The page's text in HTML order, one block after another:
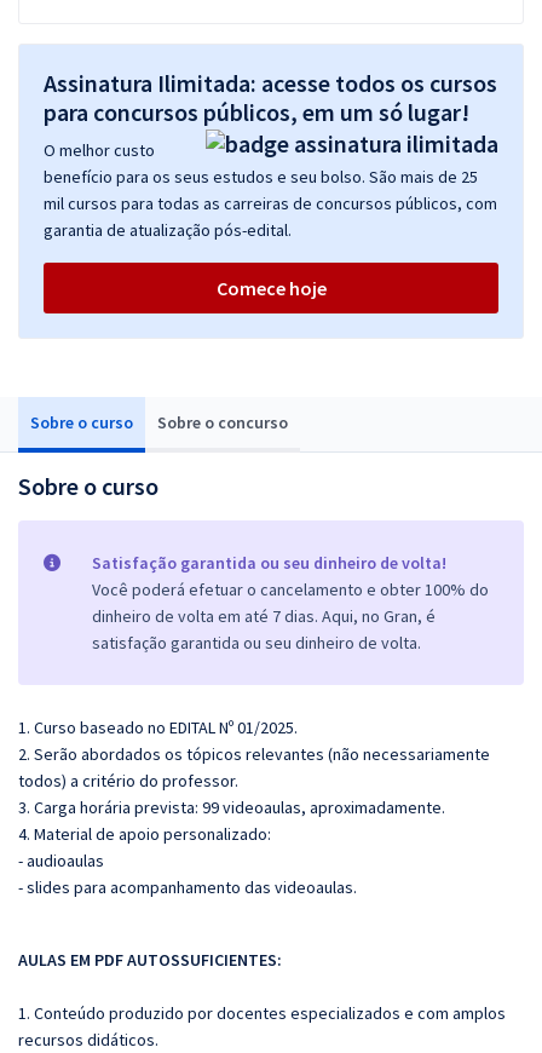
Sobre o curso Sobre o concurso
Sobre o curso
Satisfação garantida ou seu dinheiro de volta!
Você poderá efetuar o cancelamento e obter 100% do
dinheiro de volta em até 7 dias. Aqui, no Gran, é
satisfação garantida ou seu dinheiro de volta.
1. Curso baseado no EDITAL Nº 01/2025.
2. Serão abordados os tópicos relevantes (não necessariamente
todos) a critério do professor.
3. Carga horária prevista: 99 videoaulas, aproximadamente.
4. Material de apoio personalizado:
- audioaulas
- slides para acompanhamento das videoaulas.
AULAS EM PDF AUTOSSUFICIENTES:
1. Conteúdo produzido por docentes especializados e com amplos
recursos didáticos.
Assinatura Ilimitada: acesse todos os cursos
para concursos públicos, em um só lugar!
O melhor custo
benefício para os seus estudos e seu bolso. São mais de 25
mil cursos para todas as carreiras de concursos públicos, com
garantia de atualização pós-edital.
Comece hoje